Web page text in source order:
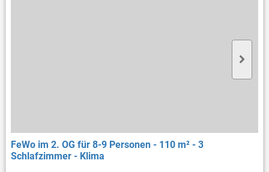
FeWo im 2. OG für 8-9 Personen - 110 m² - 3
Schlafzimmer - Klima